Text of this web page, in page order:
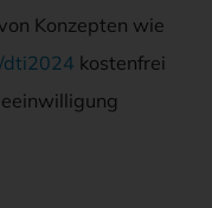
Konzepten wie
kostenfrei